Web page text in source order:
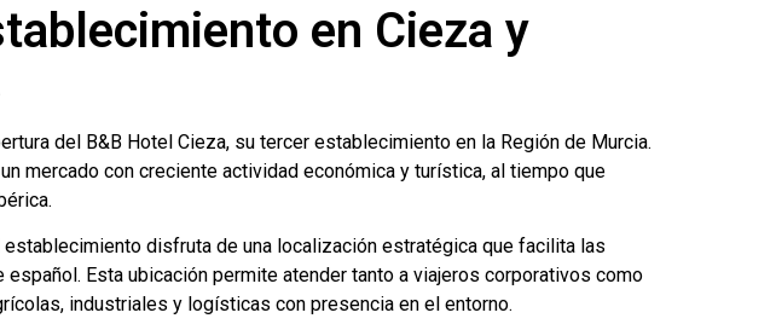
en Cieza y
del B&B Hotel Cieza, su tercer establecimiento en la Región de Murcia.
mercado con creciente actividad económica y turística, al tiempo que
disfruta de una localización estratégica que facilita las
Esta ubicación permite atender tanto a viajeros corporativos como
industriales y logísticas con presencia en el entorno.